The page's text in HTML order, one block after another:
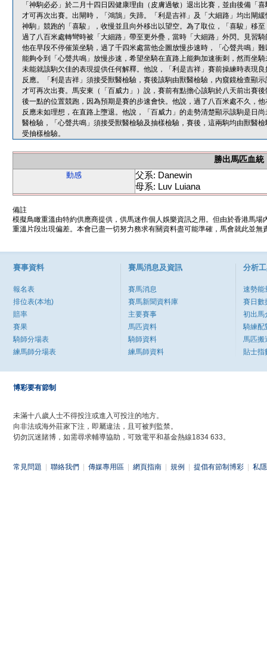
「神駒必必」於二月十四日因健康理由（皮膚過敏）退出比賽，並由後備「
才可再次出賽。出閘時，「鴻鵠」失蹄。「利是吉祥」及「大細路」均出閘
神駒」競跑的「喜駿」，收慢並且向外移出以望空。為了取位，「喜駿」移
過了八百米處轉彎時被「大細路」帶至更外疊，當時「大細路」外閃。見習
他在早段不停催策坐騎，過了千四米處當他企圖放慢步速時，「心聲共鳴」
能夠令到「心聲共鳴」放慢步速，希望坐騎在直路上能夠加速衝刺，然而坐
未能就該駒欠佳的表現提供任何解釋。他說，「利是吉祥」賽前操練時表現
反應。「利是吉祥」須接受獸醫檢驗，賽後該駒由獸醫檢驗，內窺鏡檢查顯
才可再次出賽。馬安東（「百威力」）說，賽前有點擔心該駒於八天前出賽
後一點的位置競跑，因為預期是賽的步速會快。他說，過了八百米處不久，
反應未如理想，在直路上墮退。他說，「百威力」的走勢清楚顯示該駒是日
醫檢驗，「心聲共鳴」須接受獸醫檢驗及抽樣檢驗，賽後，這兩駒均由獸醫
受抽樣檢驗。
勝出馬匹血統
動感
父系: Danewin
母系: Luv Luiana
備註
模擬鳥瞰重溫由特約供應商提供，供馬迷作個人娛樂資訊之用。但由於香港馬
重溫片段出現偏差。本會已盡一切努力務求有關資料盡可能準確，馬會就此並
賽事資料
報名表
排位表(本地)
賠率
賽果
騎師分場表
練馬師分場表
賽馬消息及資訊
賽馬消息
賽馬新聞資料庫
主要賽事
馬匹資料
騎師資料
練馬師資料
分析
速勢能
賽日數
初出馬
騎練配
馬匹搬
貼士指
博彩要有節制
未滿十八歲人士不得投注或進入可投注的地方。
向非法或海外莊家下注，即屬違法，且可被判監禁。
切勿沉迷賭博，如需尋求輔導協助，可致電平和基金熱線1834 633。
常見問題 聯絡我們 傳媒專用區 網頁指南 規例 提倡有節制博彩 私